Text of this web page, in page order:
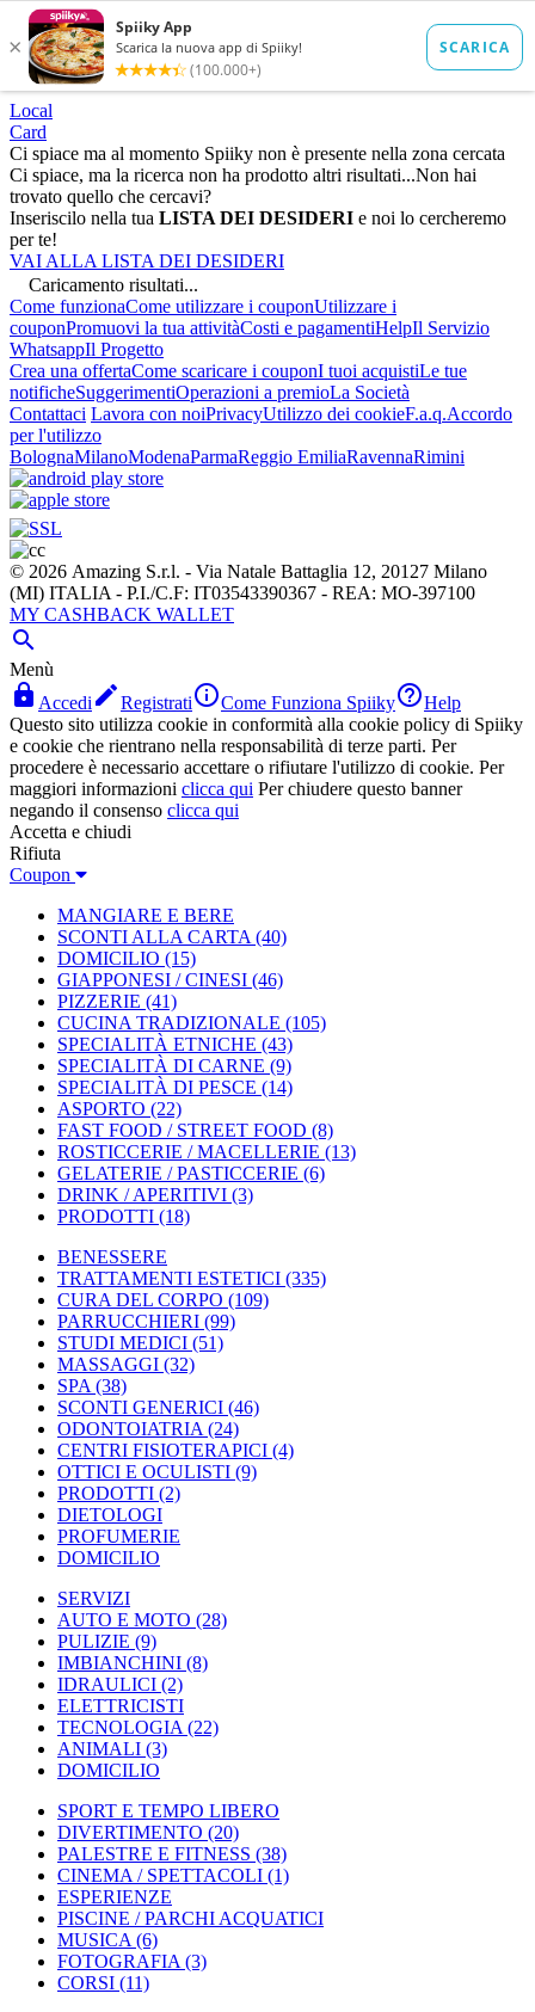
Local
Card
Ci spiace ma al momento Spiiky non è presente nella zona cercata
Ci spiace, ma la ricerca non ha prodotto altri risultati...Non hai
trovato quello che cercavi?
Inseriscilo nella tua LISTA DEI DESIDERI e noi lo cercheremo
per te!
VAI ALLA LISTA DEI DESIDERI
Caricamento risultati...
Come funzionaCome utilizzare i couponUtilizzare i
couponPromuovi la tua attivitàCosti e pagamentiHelpIl Servizio
WhatsappIl Progetto
Crea una offertaCome scaricare i couponI tuoi acquistiLe tue
notificheSuggerimentiOperazioni a premioLa Società
Contattaci Lavora con noiPrivacyUtilizzo dei cookieF.a.q.Accordo
per l'utilizzo
BolognaMilanoModenaParmaReggio EmiliaRavennaRimini
© 2026 Amazing S.r.l. - Via Natale Battaglia 12, 20127 Milano
(MI) ITALIA - P.I./C.F: IT03543390367 - REA: MO-397100
MY CASHBACK WALLET

Menù
 Accedi RegistratiCome Funziona SpiikyHelp
Questo sito utilizza cookie in conformità alla cookie policy di Spiiky
e cookie che rientrano nella responsabilità di terze parti. Per
procedere è necessario accettare o rifiutare l'utilizzo di cookie. Per
maggiori informazioni clicca qui Per chiudere questo banner
negando il consenso clicca qui
Accetta e chiudi
Rifiuta
Coupon
MANGIARE E BERE
SCONTI ALLA CARTA (40)
DOMICILIO (15)
GIAPPONESI / CINESI (46)
PIZZERIE (41)
CUCINA TRADIZIONALE (105)
SPECIALITÀ ETNICHE (43)
SPECIALITÀ DI CARNE (9)
SPECIALITÀ DI PESCE (14)
ASPORTO (22)
FAST FOOD / STREET FOOD (8)
ROSTICCERIE / MACELLERIE (13)
GELATERIE / PASTICCERIE (6)
DRINK / APERITIVI (3)
PRODOTTI (18)
BENESSERE
TRATTAMENTI ESTETICI (335)
CURA DEL CORPO (109)
PARRUCCHIERI (99)
STUDI MEDICI (51)
MASSAGGI (32)
SPA (38)
SCONTI GENERICI (46)
ODONTOIATRIA (24)
CENTRI FISIOTERAPICI (4)
OTTICI E OCULISTI (9)
PRODOTTI (2)
DIETOLOGI
PROFUMERIE
DOMICILIO
SERVIZI
AUTO E MOTO (28)
PULIZIE (9)
IMBIANCHINI (8)
IDRAULICI (2)
ELETTRICISTI
TECNOLOGIA (22)
ANIMALI (3)
DOMICILIO
SPORT E TEMPO LIBERO
DIVERTIMENTO (20)
PALESTRE E FITNESS (38)
CINEMA / SPETTACOLI (1)
ESPERIENZE
PISCINE / PARCHI ACQUATICI
MUSICA (6)
FOTOGRAFIA (3)
CORSI (11)